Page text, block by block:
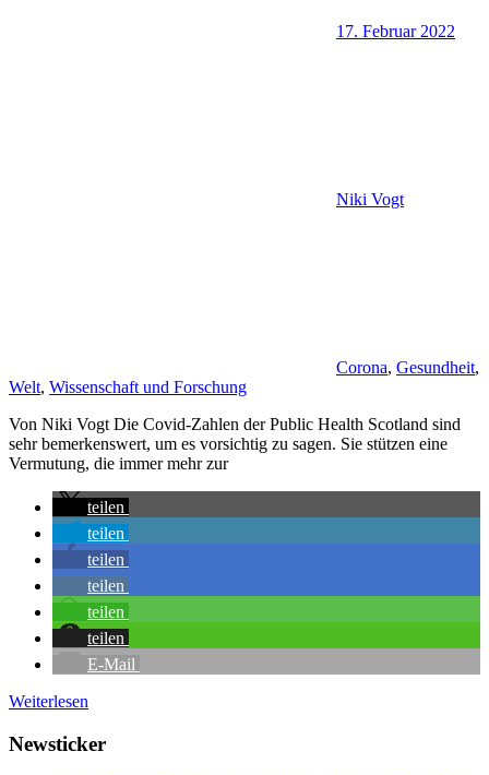
17. Februar 2022
Niki Vogt
Corona, Gesundheit,
Welt, Wissenschaft und Forschung
Von Niki Vogt Die Covid-Zahlen der Public Health Scotland sind
sehr bemerkenswert, um es vorsichtig zu sagen. Sie stützen eine
Vermutung, die immer mehr zur
teilen
teilen
teilen
teilen
teilen
teilen
E-Mail
Weiterlesen
Newsticker